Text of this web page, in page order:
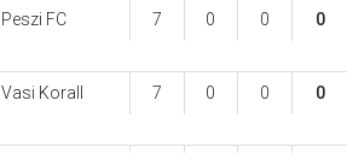
Peszi FC 7 0 0 0
Vasi Korall 7 0 0 0